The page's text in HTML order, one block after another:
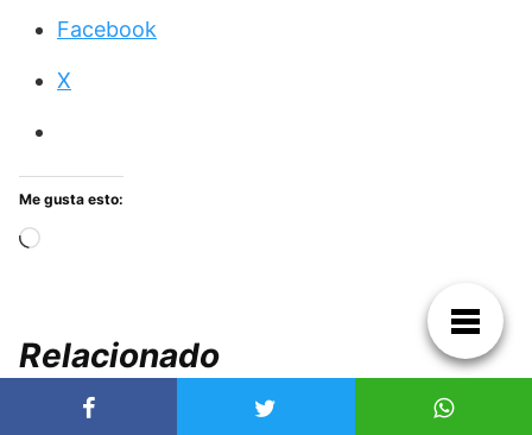
Facebook
X
Me gusta esto:
Cargando...
Relacionado